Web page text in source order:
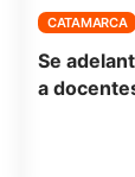
CATAMARCA
Se
a